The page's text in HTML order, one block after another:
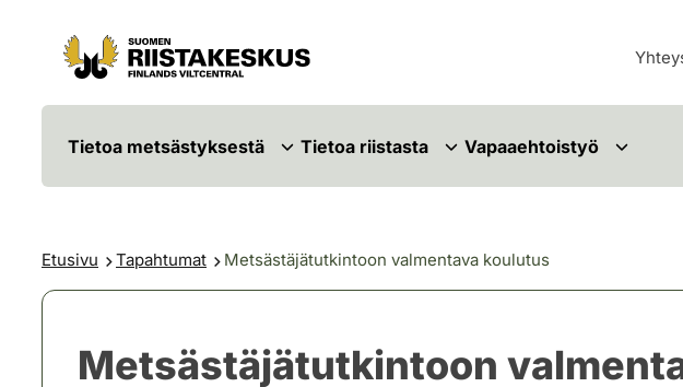
Siirry sisältöön
Siirry sivustokarttaan
Tietoa metsästyksestä Tietoa riistasta Vapaaehtoistyö
Etusivu Tapahtumat Metsästäjätutkintoon valmentava koulutus
Metsästäjätutkintoon